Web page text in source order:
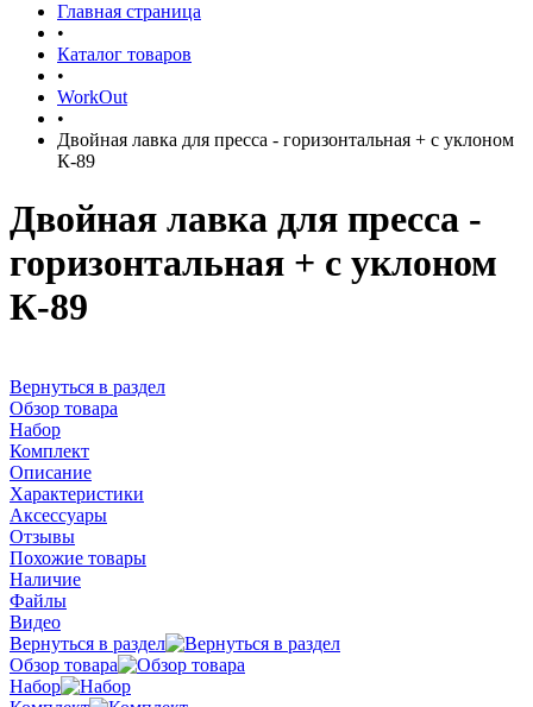
Главная страница
•
Каталог товаров
•
WorkOut
•
Двойная лавка для пресса - горизонтальная + с уклоном
К-89
Двойная лавка для пресса -
горизонтальная + с уклоном
К-89
Вернуться в раздел
Обзор товара
Набор
Комплект
Описание
Характеристики
Аксессуары
Отзывы
Похожие товары
Наличие
Файлы
Видео
Вернуться в раздел
Обзор товара
Набор